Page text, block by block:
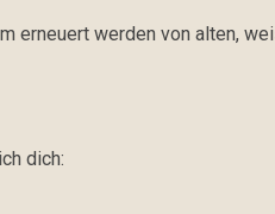
werden von alten,
dich: